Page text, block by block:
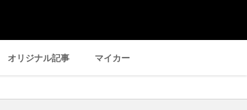
オリジナル記事 マイカー